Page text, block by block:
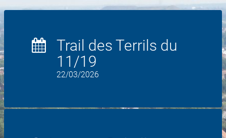
Trail des Terrils du
11/19
22/03/2026